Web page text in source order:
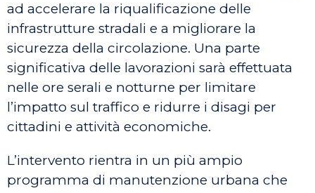
ad accelerare la riqualificazione delle
infrastrutture stradali e a migliorare la
sicurezza della circolazione. Una parte
significativa delle lavorazioni sarà effettuata
nelle ore serali e notturne per limitare
l’impatto sul traffico e ridurre i disagi per
cittadini e attività economiche.
L’intervento rientra in un più ampio
programma di manutenzione urbana che